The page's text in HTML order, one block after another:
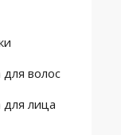
волос
для лица